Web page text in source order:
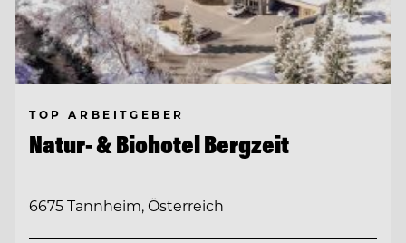
TOP ARBEITGEBER
Natur- & Biohotel Bergzeit
6675 Tannheim, Österreich